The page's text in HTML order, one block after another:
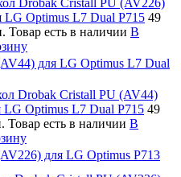
LG Optimus L7 Dual P715 49
Товар есть в наличии В
для LG Optimus L7 Dual
Drobak Cristall PU (AV44)
LG Optimus L7 Dual P715 49
Товар есть в наличии В
для LG Optimus P713